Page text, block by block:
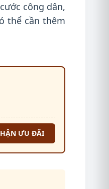
công dân,
thể cần thêm
ƯU ĐÃI